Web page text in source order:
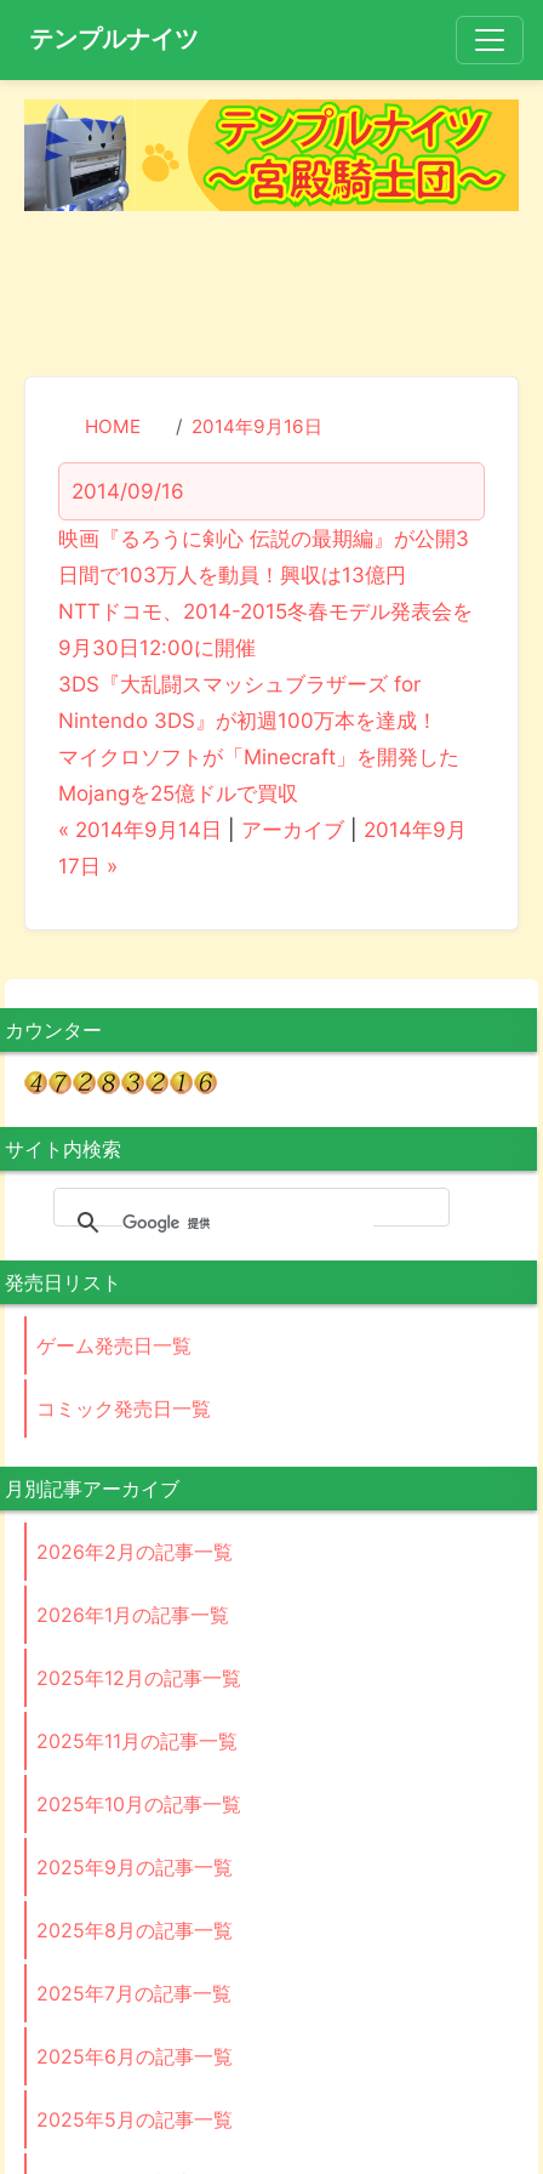
テンプルナイツ
HOME 2014年9月16日
2014/09/16
映画『るろうに剣心 伝説の最期編』が公開3
日間で103万人を動員！興収は13億円
NTTドコモ、2014-2015冬春モデル発表会を
9月30日12:00に開催
3DS『大乱闘スマッシュブラザーズ for
Nintendo 3DS』が初週100万本を達成！
マイクロソフトが「Minecraft」を開発した
Mojangを25億ドルで買収
« 2014年9月14日
アーカイブ
2014年9月
17日 »
カウンター
サイト内検索
発売日リスト
ゲーム発売日一覧
コミック発売日一覧
月別記事アーカイブ
2026年2月の記事一覧
2026年1月の記事一覧
2025年12月の記事一覧
2025年11月の記事一覧
2025年10月の記事一覧
2025年9月の記事一覧
2025年8月の記事一覧
2025年7月の記事一覧
2025年6月の記事一覧
2025年5月の記事一覧